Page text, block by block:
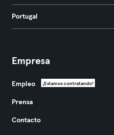
Portugal
Empresa
Empleo ¡Estamos contratando!
Prensa
Contacto